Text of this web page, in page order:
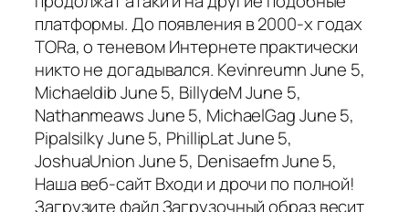
платформы. До появления в 2000-х годах
TORа, о теневом Интернете практически
никто не догадывался. Kevinreumn June 5,
Michaeldib June 5, BillydeM June 5,
Nathanmeaws June 5, MichaelGag June 5,
Pipalsilky June 5, PhillipLat June 5,
JoshuaUnion June 5, Denisaefm June 5,
Наша веб-сайт Входи и дрочи по полной!
Загрузите файл Загрузочный образ весит